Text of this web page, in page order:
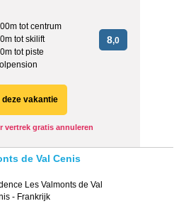
tot centrum
tot skilift
tot piste
8,0
deze vakantie
vertrek gratis annuleren
de Val Cenis